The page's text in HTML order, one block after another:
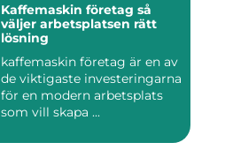
Kaffemaskin företag så
väljer arbetsplatsen rätt
lösning
kaffemaskin företag är en av
de viktigaste investeringarna
för en modern arbetsplats
som vill skapa ...